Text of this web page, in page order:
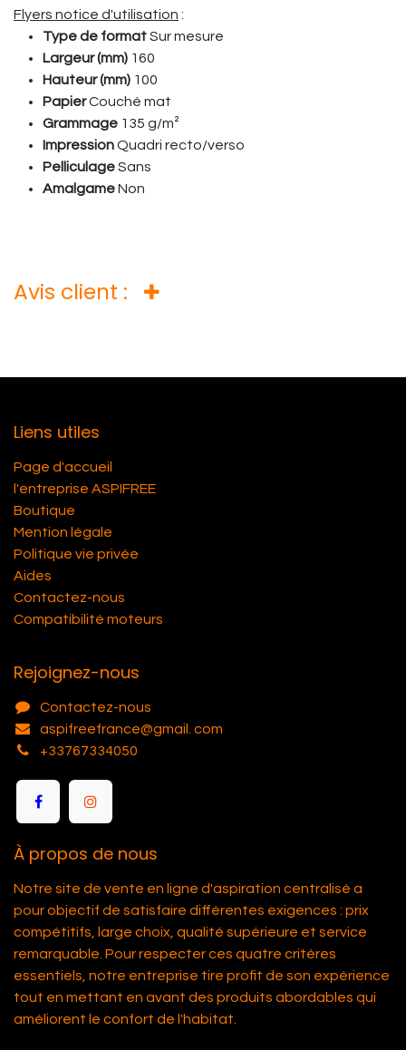
Flyers notice d'utilisation :
Type de formatSur mesure
Largeur (mm) 160
Hauteur (mm) 100
PapierCouché mat
Grammage 135 g/m²
ImpressionQuadri recto/verso
PelliculageSans
AmalgameNon
Avis client :
Liens utiles
Page d'accueil
l'entreprise ASPIFREE
Boutique
Mention légale
Politique vie privée
Aides
Contactez-nous
Compatibilité moteurs
Rejoignez-nous
Contactez-nous
aspifreefrance@gmail. com
+33767334050
À propos de nous
Notre site de vente en ligne d'aspiration centralisé a
pour objectif de satisfaire différentes exigences : prix
compétitifs, large choix, qualité supérieure et service
remarquable. Pour respecter ces quatre critères
essentiels, notre entreprise tire profit de son expérience
tout en mettant en avant des produits abordables qui
améliorent le confort de l'habitat.